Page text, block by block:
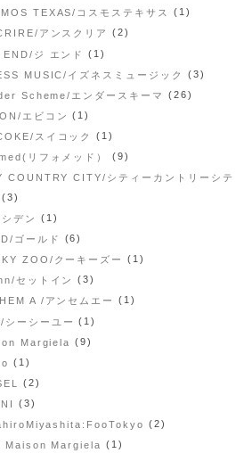
TEXAS/コスモステキサス (1)
アンスクリア (2)
ジ エンド (1)
MUSIC/イズネスミュージック (3)
Scheme/エンダースキーマ (26)
エビコン (1)
スイコック (1)
リフォメッド） (9)
COUNTRY CITY/シティーカントリーシテ
デン (1)
ゴールド (6)
ZOO/クーキーズー (1)
セットイン (3)
A /アンセムエー (1)
シーシーユー (1)
Margiela (9)
(1)
(2)
(3)
(2)
Maison Margiela (1)